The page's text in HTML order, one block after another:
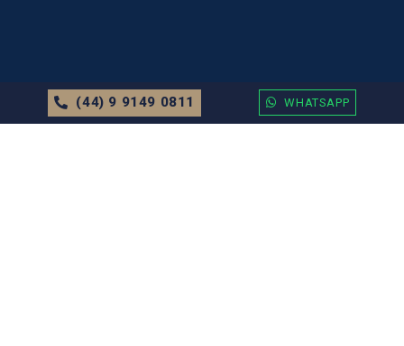
(44) 9 9149 0811 WHATSAPP